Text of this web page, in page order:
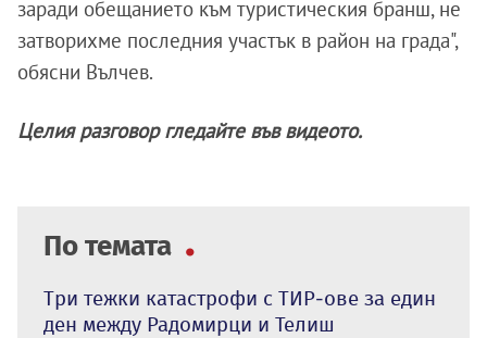
заради обещанието към туристическия бранш, не
затворихме последния участък в район на града",
обясни Вълчев.
Целия разговор гледайте във видеото.
По темата
Три тежки катастрофи с ТИР-ове за един
ден между Радомирци и Телиш